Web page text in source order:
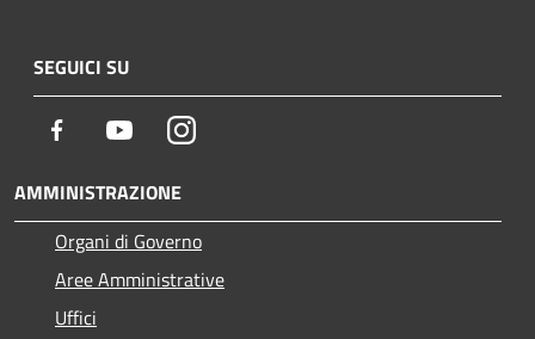
SEGUICI SU
Facebook YoutubeInstagram
AMMINISTRAZIONE
Organi di Governo
Aree Amministrative
Uffici